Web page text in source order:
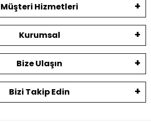
Müşteri Hizmetleri
Kurumsal
Bize Ulaşın
Bizi Takip Edin